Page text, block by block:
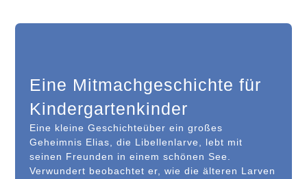
Eine Mitmachgeschichte für
Kindergartenkinder
Eine kleine Geschichteüber ein großes
Geheimnis Elias, die Libellenlarve, lebt mit
seinen Freunden in einem schönen See.
Verwundert beobachtet er, wie die älteren Larven